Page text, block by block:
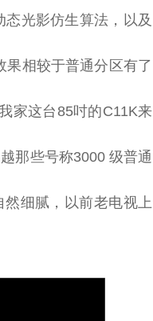
光影仿生算法，以及
果相较于普通分区有了
家这台85吋的C11K来
那些号称3000 级普通
细腻，以前老电视上